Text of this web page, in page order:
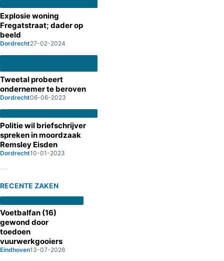
Explosie woning
Fregatstraat; dader op
beeld
Dordrecht27-02-2024
Tweetal probeert
ondernemer te beroven
Dordrecht06-06-2023
Politie wil briefschrijver
spreken in moordzaak
Remsley Eisden
Dordrecht10-01-2023
RECENTE ZAKEN
Voetbalfan (16)
gewond door
toedoen
vuurwerkgooiers
Eindhoven13-07-2026